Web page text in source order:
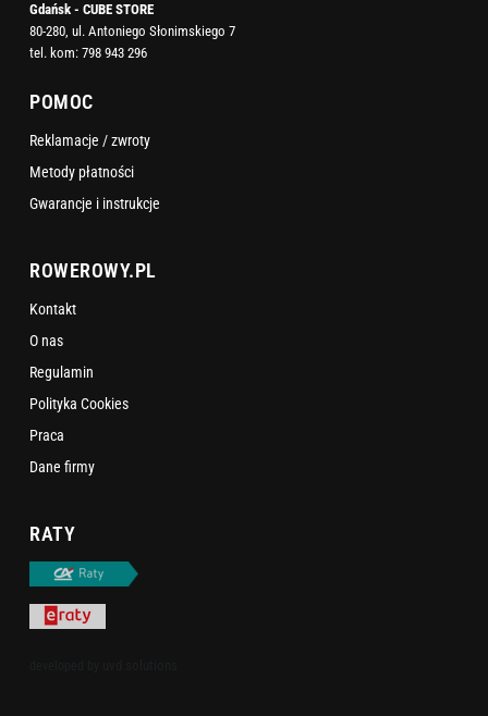
Gdańsk - CUBE STORE
80-280, ul. Antoniego Słonimskiego 7
tel. kom: 798 943 296
POMOC
Reklamacje / zwroty
Metody płatności
Gwarancje i instrukcje
ROWEROWY.PL
Kontakt
O nas
Regulamin
Polityka Cookies
Praca
Dane firmy
RATY